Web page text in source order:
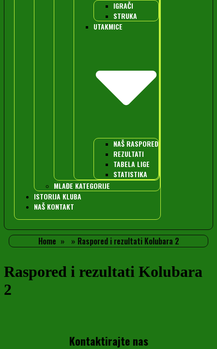
IGRAČI
STRUKA
UTAKMICE
NAŠ RASPORED
REZULTATI
TABELA LIGE
STATISTIKA
MLAĐE KATEGORIJE
ISTORIJA KLUBA
NAŠ KONTAKT
Home Raspored i rezultati Kolubara 2
Raspored i rezultati Kolubara
2
Kontaktirajte nas